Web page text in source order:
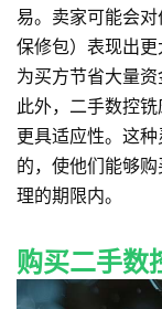
易。卖家可能会
保修包）表现出
为买方节省大量资
此外，二手数控
更具适应性。这
的，使他们能够
理的期限内。
购买二手数